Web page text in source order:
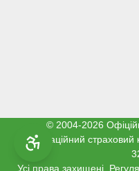
© 2004-2026
«Інноваційний
Усі права захищені.